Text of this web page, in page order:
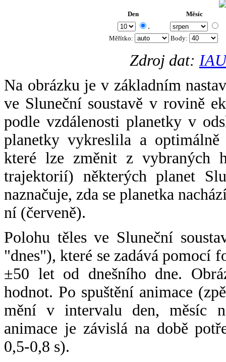
Den Měsíc
.
Měřítko: Body:
Zdroj dat:
Na obrázku je v základním
ve Sluneční soustavě v rovině
podle vzdálenosti planetky v
planetky vykreslila a
které lze změnit z vybraných
trajektorií) některých planet
naznačuje, zda se planetka
ní (červeně).
Polohu těles ve Sluneční
"dnes"), které se zadává pomocí
±50 let od dnešního dne.
hodnot. Po spuštění animace
mění v intervalu den, měsíc
animace je závislá na době
0,5-0,8 s).